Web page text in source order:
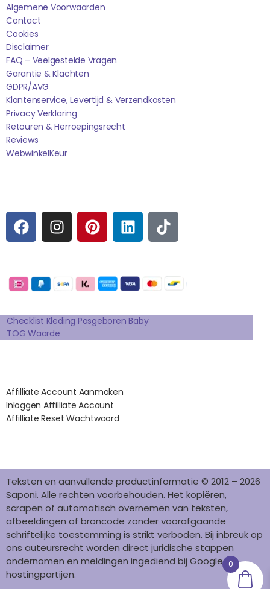
Algemene Voorwaarden
Contact
Cookies
Disclaimer
FAQ – Veelgestelde Vragen
Garantie & Klachten
GDPR/AVG
Klantenservice, Levertijd & Verzendkosten
Privacy Verklaring
Retouren & Herroepingsrecht
Reviews
WebwinkelKEur
F
A
C
B
O
O
K
I
N
S
A
R
A
M
P
I
N
E
R
E
S
T
L
I
N
E
D
I
N
T
I
K
O
K
Checklist Kleding Pasgeboren Baby
TOG Waarde
Affilliate Account Aanmaken
Inloggen Affilliate Account
Affilliate Reset Wachtwoord
Teksten en aanvullende productinformatie © 2012 – 2026
Saponi. Alle rechten voorbehouden. Het kopiëren,
scrapen of automatisch overnemen van teksten,
afbeeldingen of broncode zonder voorafgaande
schriftelijke toestemming is strikt verboden. Bij inbreuk op
ons auteursrecht worden direct juridische stappen
ondernomen en meldingen ingediend bij Google en
hostingpartijen.
0